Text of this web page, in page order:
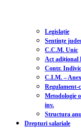
Legislație
Sentințe
C.C.M. Unic
Act adițional
Contr.
C.I.M. –
Regulament-
Metodologie
inv.
Structura
Drepturi salariale